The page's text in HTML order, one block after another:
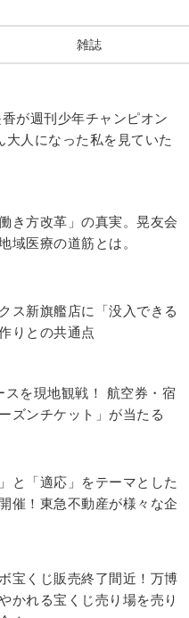
雑誌
が週刊少年チャンピオン
大人になった私を見ていた
き方改革」の真実。晃友会
域医療の道筋とは。
ス新旗艦店に「没入できる
りとの共通点
を現地観戦！ 航空券・宿
ズンチケット」が当たる
と「適応」をテーマとした
催！東急不動産が様々な企
宝くじ販売終了間近！万博
かれる宝くじ売り場を売り